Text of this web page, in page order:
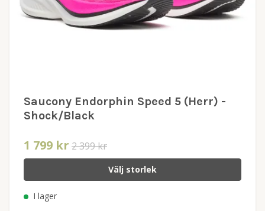
Saucony Endorphin Speed 5 (Herr) -
Shock/Black
1 799 kr 2 399 kr
Välj storlek
I lager